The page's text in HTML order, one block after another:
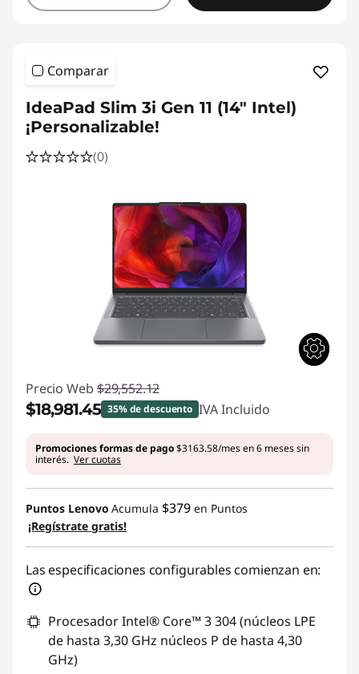
Comparar
IdeaPad Slim 3i Gen 11 (14" Intel)
¡Personalizable!
(0)
Precio Web $29,552.12
$18,981.45 35% de descuento IVA Incluido
Ahorros instantáneos :
Promociones formas de pago$3163.58/mes en 6 meses sin
interés. Ver cuotas
Puntos Lenovo Acumula $379 en Puntos
¡Regístrate gratis!
Las especificaciones configurables comienzan en:
Procesador Intel® Core™ 3 304 (núcleos LPE
de hasta 3,30 GHz núcleos P de hasta 4,30
GHz)